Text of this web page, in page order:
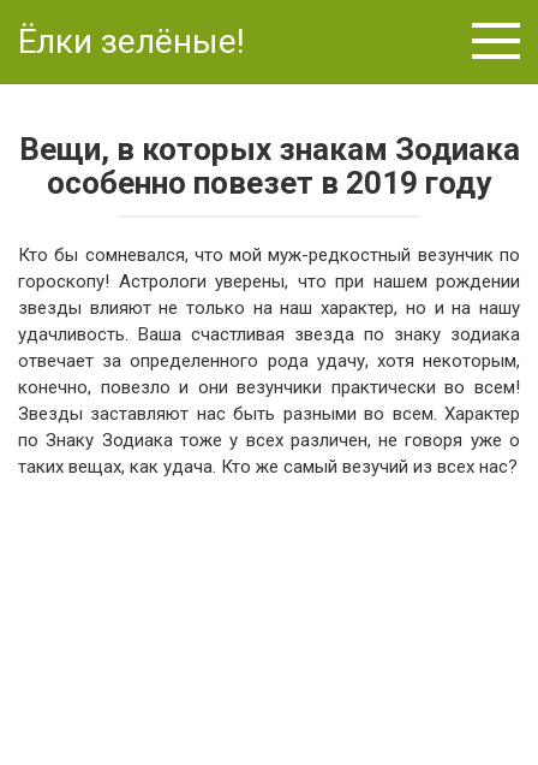
Ёлки зелёные!
Вещи, в которых знакам Зодиака
особенно повезет в 2019 году
Кто бы сомневался, что мой муж-редкостный везунчик по
гороскопу! Астрологи уверены, что при нашем рождении
звезды влияют не только на наш характер, но и на нашу
удачливость. Ваша счастливая звезда по знаку зодиака
отвечает за определенного рода удачу, хотя некоторым,
конечно, повезло и они везунчики практически во всем!
Звезды заставляют нас быть разными во всем. Характер
по Знаку Зодиака тоже у всех различен, не говоря уже о
таких вещах, как удача. Кто же самый везучий из всех нас?